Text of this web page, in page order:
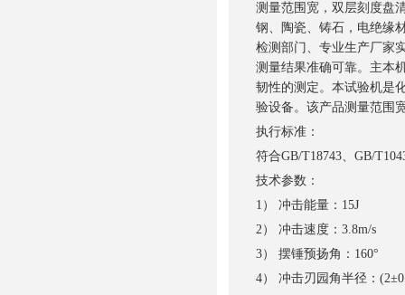
测量范围宽，双层刻度盘
钢、陶瓷、铸石，电绝缘
检测部门、专业生产厂家
测量结果准确可靠。主本
韧性的测定。本试验机是
验设备。该产品测量范围
执行标准：
符合GB/T18743、GB/
技术参数：
1） 冲击能量：15J
2） 冲击速度：3.8m/s
3） 摆锤预扬角：160°
4） 冲击刃园角半径：